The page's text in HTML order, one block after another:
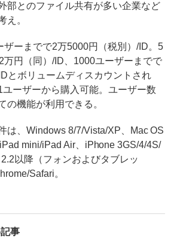
部とのファイル共有が多い企業など
え。
ーまでで2万5000円（税別）/ID。5
万円（同）/ID、1000ユーザーまでで
とボリュームディスカウントされ
ユーザーから購入可能。ユーザー数
の機能が利用できる。
は、Windows 8/7/Vista/XP、Mac OS
mini/iPad Air、iPhone 3GS/4/4S/
以降（フォンおよびタブレッ
Safari。
事